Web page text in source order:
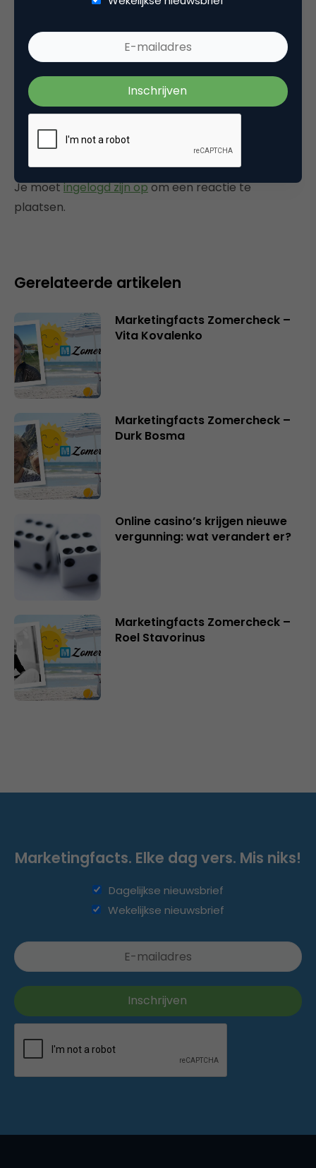
opleidingen zoals de Hogeschool voor de
Kunsten in Utrecht.
9 juni 2006 om 05:53
Plaats reactie
Je moetingelogd zijn opom een reactie te
plaatsen.
Gerelateerde artikelen
Marketingfacts Zomercheck –
Vita Kovalenko
Marketingfacts Zomercheck –
Durk Bosma
Online casino’s krijgen nieuwe
vergunning: wat verandert er?
Marketingfacts Zomercheck –
Roel Stavorinus
Marketingfacts. Elke dag vers. Mis niks!
Dagelijkse nieuwsbrief
Wekelijkse nieuwsbrief